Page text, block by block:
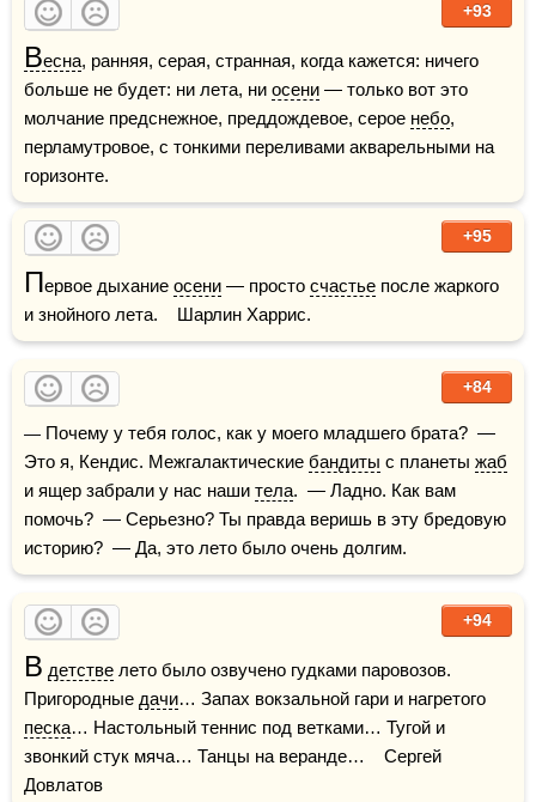
+93
Весна, ранняя, серая, странная, когда кажется: ничего
больше не будет: ни лета, ни осени — только вот это
молчание предснежное, преддождевое, серое небо,
перламутровое, с тонкими переливами акварельными на
горизонте.
+95
Первое дыхание осени — просто счастье после жаркого
и знойного лета.    Шарлин Харрис.
+84
— Почему у тебя голос, как у моего младшего брата?  —
Это я, Кендис. Межгалактические бандиты с планеты жаб
и ящер забрали у нас наши тела.  — Ладно. Как вам
помочь?  — Серьезно? Ты правда веришь в эту бредовую
историю?  — Да, это лето было очень долгим.
+94
В детстве лето было озвучено гудками паровозов.
Пригородные дачи
песка… Настольный теннис под ветками… Тугой и
звонкий стук мяча… Танцы на веранде…    Сергей
Довлатов